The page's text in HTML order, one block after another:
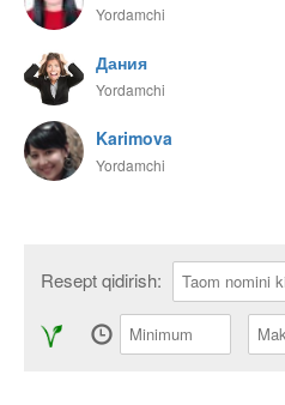
Yordamchi
Дания
Yordamchi
Karimova
Yordamchi
Resept qidirish: